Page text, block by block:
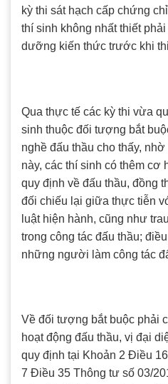
kỳ thi sát hạch cấp chứng
thí sinh không nhất thiết
dưỡng kiến thức trước khi
Qua thực tế các kỳ thi vừa
sinh thuộc đối tượng bắt
nghề đấu thầu cho thấy,
này, các thí sinh có thêm cơ
quy định về đấu thầu, đồng
đối chiếu lại giữa thực tiễn
luật hiện hành, cũng như
trong công tác đấu thầu;
những người làm công tác
Về đối tượng bắt buộc phải
hoạt động đấu thầu, vị đại
quy định tại Khoản 2 Điều
7 Điều 35 Thông tư số 03/